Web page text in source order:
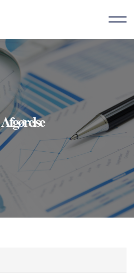
Afgørelse